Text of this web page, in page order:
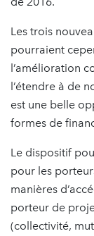
Les trois
pourraient
l’amélioration
l’étendre à de
est une belle
formes de
Le dispositif
pour les
manières
porteur de
(collectivité,